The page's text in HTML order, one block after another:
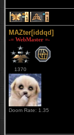
1 1
MAZter[iddqd]
-= WebMaster =-
1370
Doom Rate: 1.35